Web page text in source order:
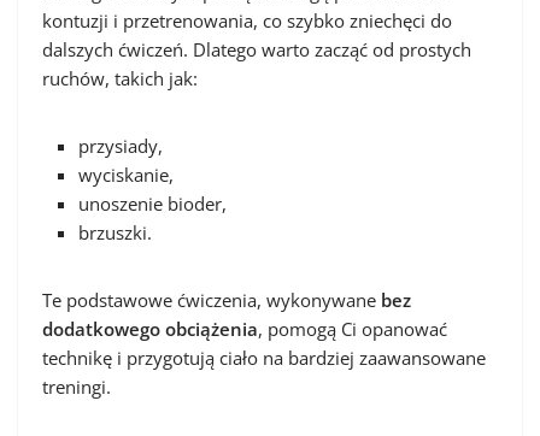
kontuzji i przetrenowania, co szybko zniechęci do
dalszych ćwiczeń. Dlatego warto zacząć od prostych
ruchów, takich jak:
przysiady,
wyciskanie,
unoszenie bioder,
brzuszki.
Te podstawowe ćwiczenia, wykonywane bez
dodatkowego obciążenia, pomogą Ci opanować
technikę i przygotują ciało na bardziej zaawansowane
treningi.